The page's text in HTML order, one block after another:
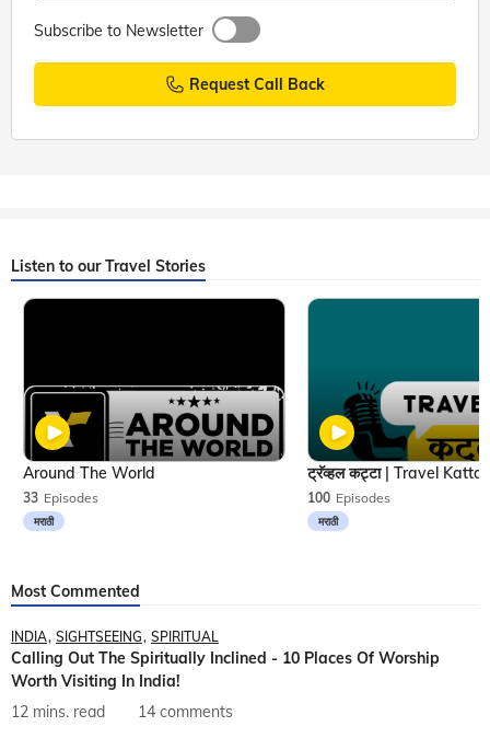
Subscribe to Newsletter
Request Call Back
Listen to our Travel Stories
33 Episodes
मराठी
Around The World
100 Episodes
मराठी
Most Commented
INDIA SIGHTSEEING SPIRITUAL
Calling Out The Spiritually Inclined - 10 Places Of Worship
Worth Visiting In India!
12 mins. read
14 comments